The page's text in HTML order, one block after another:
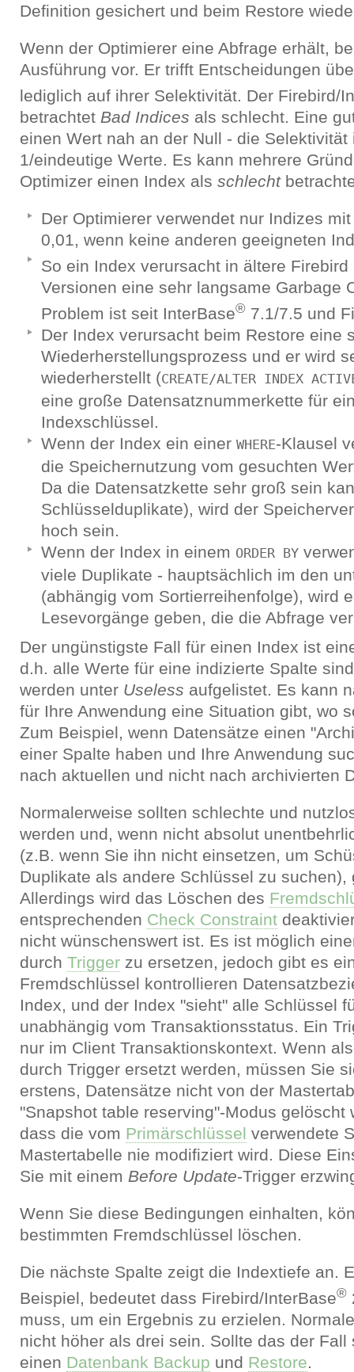
Definition gesichert und beim Restore
Wenn der Optimierer eine Abfrage erhält,
Ausführung vor. Er trifft Entscheidungen
lediglich auf ihrer Selektivität. Der Firebird/
betrachtet Bad Indices als schlecht. Eine
einen Wert nah an der Null - die Selektivität
1/eindeutige Werte. Es kann mehrere
Optimizer einen Index als schlecht
Der Optimierer verwendet nur Indizes
0,01, wenn keine anderen geeigneten
So ein Index verursacht in ältere Firebird
Versionen eine sehr langsame Garbage
Problem ist seit InterBase®7.1/7.5 und
Der Index verursacht beim Restore eine
Wiederherstellungsprozess und er wird
wiederherstellt (CREATE/ALTER INDEX
eine große Datensatznummerkette für
Indexschlüssel.
Wenn der Index ein einer WHERE-Klausel
die Speichernutzung vom gesuchten
Da die Datensatzkette sehr groß sein
Schlüsselduplikate), wird der
hoch sein.
Wenn der Index in einem ORDER BY
viele Duplikate - hauptsächlich im den
(abhängig vom Sortierreihenfolge), wird
Lesevorgänge geben, die die Abfrage
Der ungünstigste Fall für einen Index ist
d.h. alle Werte für eine indizierte Spalte
werden unter Useless aufgelistet. Es kann
für Ihre Anwendung eine Situation gibt, wo
Zum Beispiel, wenn Datensätze einen
einer Spalte haben und Ihre Anwendung
nach aktuellen und nicht nach archivierten
Normalerweise sollten schlechte und
werden und, wenn nicht absolut
(z.B. wenn Sie ihn nicht einsetzen, um
Duplikate als andere Schlüssel zu suchen),
Allerdings wird das Löschen des
entsprechenden Check Constraint
nicht wünschenswert ist. Es ist möglich
durch Triggerzu ersetzen, jedoch gibt es
Fremdschlüssel kontrollieren
Index, und der Index "sieht" alle Schlüssel
unabhängig vom Transaktionsstatus. Ein
nur im Client Transaktionskontext. Wenn
durch Trigger ersetzt werden, müssen Sie
erstens, Datensätze nicht von der
"Snapshot table reserving"-Modus gelöscht
dass die vom Primärschlüssel verwendete
Mastertabelle nie modifiziert wird. Diese
Sie mit einem Before Update-Trigger
Wenn Sie diese Bedingungen einhalten,
bestimmten Fremdschlüssel löschen.
Die nächste Spalte zeigt die Indextiefe an.
Beispiel, bedeutet dass Firebird/InterBase®
muss, um ein Ergebnis zu erzielen.
nicht höher als drei sein. Sollte das der Fall
einen Datenbank Backup und Restore.